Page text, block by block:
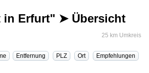
in Erfurt" ➤ Übersicht
25 km Umkreis
Entfernung PLZ Ort
Empfehlungen